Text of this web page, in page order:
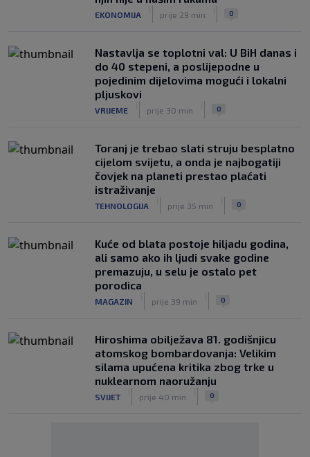
EKONOMIJA prije 29 min 0
Nastavlja se toplotni val: U BiH danas i
do 40 stepeni, a poslijepodne u
pojedinim dijelovima mogući i lokalni
pljuskovi
VRIJEME prije 30 min 0
Toranj je trebao slati struju besplatno
cijelom svijetu, a onda je najbogatiji
čovjek na planeti prestao plaćati
istraživanje
TEHNOLOGIJA prije 35 min 0
Kuće od blata postoje hiljadu godina,
ali samo ako ih ljudi svake godine
premazuju, u selu je ostalo pet
porodica
MAGAZIN prije 39 min 0
Hiroshima obilježava 81. godišnjicu
atomskog bombardovanja: Velikim
silama upućena kritika zbog trke u
nuklearnom naoružanju
SVIJET prije 40 min 0